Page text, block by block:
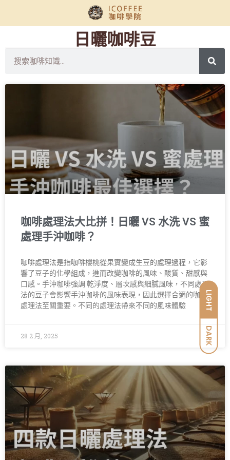
LIGHT
DARK
日曬咖啡豆
咖啡處理法大比拼！日曬 VS 水洗 VS 蜜
處理手沖咖啡？
咖啡處理法是指咖啡櫻桃從果實變成生豆的處理過程，它影
響了豆子的化學組成，進而改變咖啡的風味、酸質、甜感與
口感。手沖咖啡強調 乾淨度、層次感與細膩風味，不同處理
法的豆子會影響手沖咖啡的風味表現，因此選擇合適的咖啡
處理法至關重要。不同的處理法帶來不同的風味體驗
28 2 月, 2025